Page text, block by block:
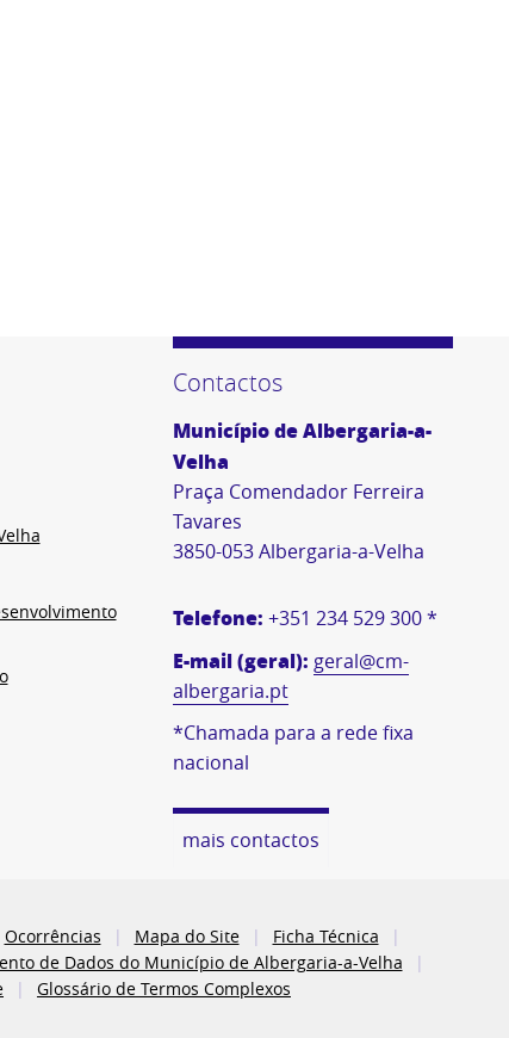
Contactos
Município de Albergaria-a-
Velha
Praça Comendador Ferreira
Tavares
3850-053 Albergaria-a-Velha
Telefone: +351 234 529 300 *
E-mail (geral): geral@cm-
albergaria.pt
*Chamada para a rede fixa
nacional
mais contactos
Ocorrências Mapa do Site
Ficha Técnica
de Dados do Município de Albergaria-a-Velha
Glossário de Termos Complexos